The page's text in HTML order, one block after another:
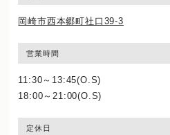
岡崎市西本郷町社口39-3
営業時間
11:30～13:45(O.S)
18:00～21:00(O.S)
定休日